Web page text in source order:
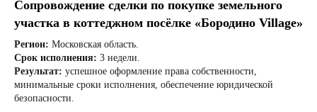
Сопровождение сделки по покупке земельного
участка в коттеджном посёлке «Бородино Village»
Регион: Московская область.
Срок исполнения: 3 недели.
Результат: успешное оформление права собственности,
минимальные сроки исполнения, обеспечение юридической
безопасности.